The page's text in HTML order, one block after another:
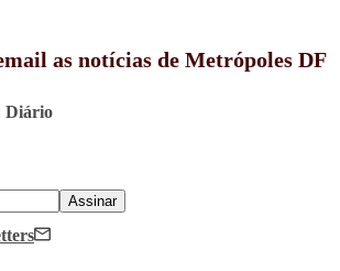
as notícias de Metrópoles DF
Diário
Assinar